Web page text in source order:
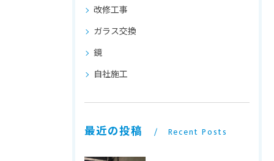
改修工事
ガラス交換
鏡
自社施工
最近の投稿 Recent Posts